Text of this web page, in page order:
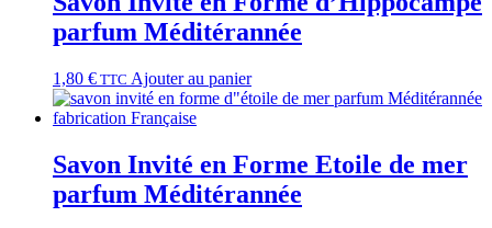
parfum Méditérannée
1,80 € TTC Ajouter au panier
Savon Invité en Forme Etoile de mer
parfum Méditérannée